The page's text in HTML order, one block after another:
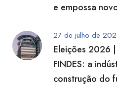
e empossa
27 de julho de
Eleições 2026
FINDES: a
construção do